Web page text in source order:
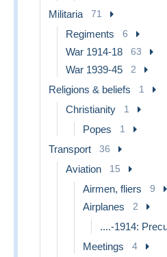
Militaria 71
Regiments 6
War 1914-18 63
War 1939-45 2
Religions & beliefs 1
Christianity 1
Popes 1
Transport 36
Aviation 15
Airmen, fliers 9
Airplanes 2
....-1914:
Meetings 4